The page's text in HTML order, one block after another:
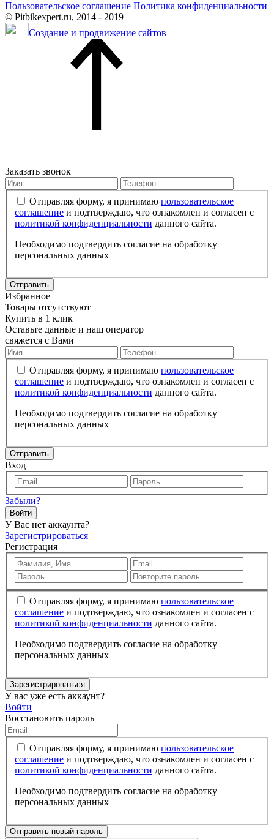
Пользовательское соглашение Политика конфиденциальности
© Pitbikexpert.ru, 2014 - 2019
Создание и продвижение сайтов
Заказать звонок
Отправляя форму, я принимаю пользовательское
соглашение и подтверждаю, что ознакомлен и согласен с
политикой конфиденциальности данного сайта.
Необходимо подтвердить согласие на обработку
персональных данных
Отправить
Избранное
Товары отсутствуют
Купить в 1 клик
Оставьте данные и наш оператор
свяжется с Вами
Отправляя форму, я принимаю пользовательское
соглашение и подтверждаю, что ознакомлен и согласен с
политикой конфиденциальности данного сайта.
Необходимо подтвердить согласие на обработку
персональных данных
Отправить
Вход
Забыли?
Войти
У Вас нет аккаунта?
Зарегистрироваться
Регистрация
Отправляя форму, я принимаю пользовательское
соглашение и подтверждаю, что ознакомлен и согласен с
политикой конфиденциальности данного сайта.
Необходимо подтвердить согласие на обработку
персональных данных
Зарегистрироваться
У вас уже есть аккаунт?
Войти
Восстановить пароль
Отправляя форму, я принимаю пользовательское
соглашение и подтверждаю, что ознакомлен и согласен с
политикой конфиденциальности данного сайта.
Необходимо подтвердить согласие на обработку
персональных данных
Отправить новый пароль